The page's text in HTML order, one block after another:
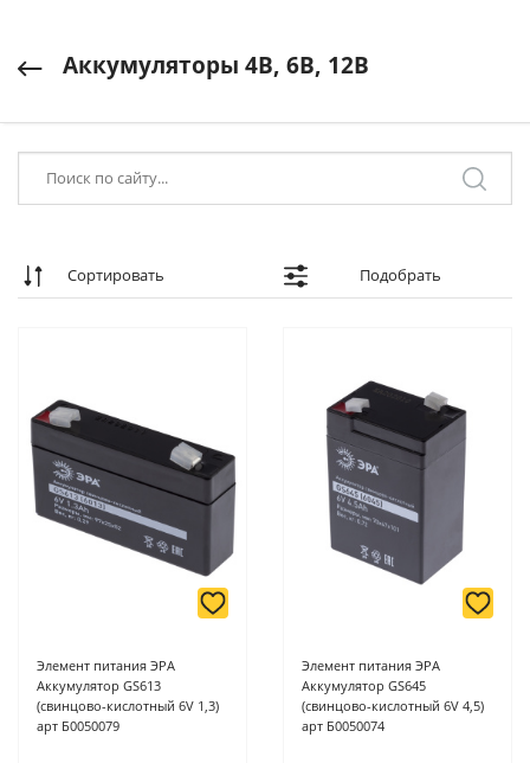
Аккумуляторы 4В, 6В, 12В
Сортировать Подобрать
Элемент питания ЭРА
Аккумулятор GS613
(свинцово-кислотный 6V 1,3)
арт Б0050079
Элемент питания ЭРА
Аккумулятор GS645
(свинцово-кислотный 6V 4,5)
арт Б0050074